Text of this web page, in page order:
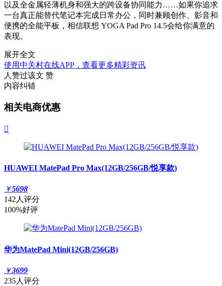
以及全金属轻薄机身和强大的跨设备协同能力……如果你追求
一台真正能替代笔记本完成日常办公，同时兼顾创作、影音和
便携的全能平板，相信联想 YOGA Pad Pro 14.5会给你满意的
表现。
展开全文
使用中关村在线APP，查看更多精彩资讯
人赞过该文 赞
内容纠错
相关电商优惠

HUAWEI MatePad Pro Max(12GB/256GB/悦享款)
￥5698
142人评分
100%好评
华为MatePad Mini(12GB/256GB)
￥3699
235人评分